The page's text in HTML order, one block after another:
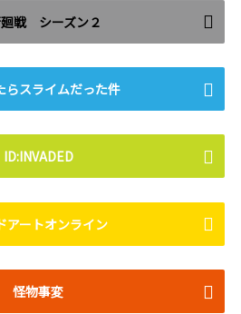
戦 シーズン２
らスライムだった件
ID:INVADED
アートオンライン
怪物事変